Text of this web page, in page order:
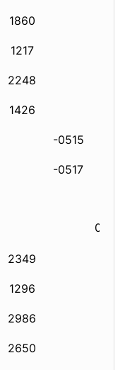
1860
1217
2248
1426
-0515
-0517
0457
2349
1296
2986
2650